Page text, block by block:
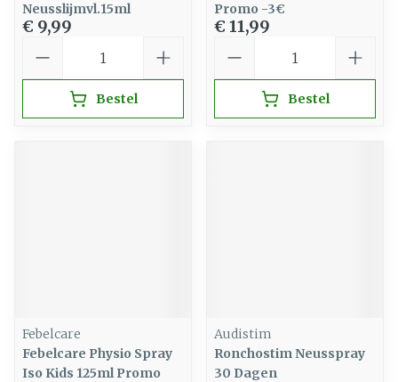
Neusslijmvl.15ml
€ 9,99
Bestel
Promo -3€
€ 11,99
Bestel
Febelcare
Febelcare Physio Spray
Iso Kids 125ml Promo
Audistim
Ronchostim Neusspray
30 Dagen